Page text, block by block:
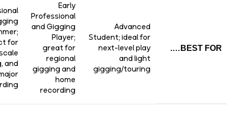
BEST FOR….
Advanced
Student; ideal for
next-level play
and light
gigging/touring
Early
Professional
and Gigging
Player;
great for
regional
gigging and
home
recording
for
and